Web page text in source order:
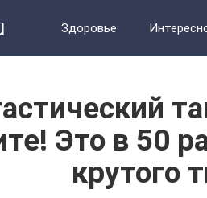
Здоровье
Это в 50
крутого